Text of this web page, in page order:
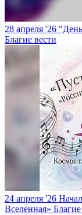
28 апреля '26
Благие вести
24 апреля '26
Вселенная»